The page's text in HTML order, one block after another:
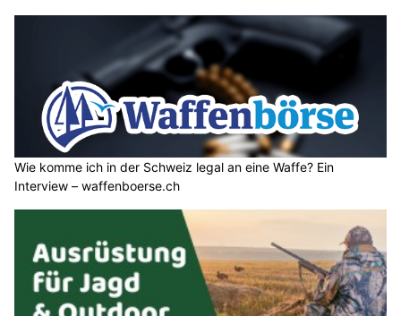
Wie komme ich in der Schweiz legal an eine Waffe? Ein
Interview – waffenboerse.ch